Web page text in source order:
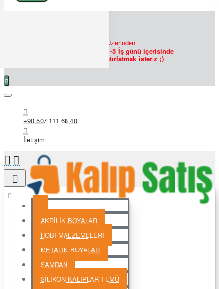
Üzerinden
Siparişlerin 1-5 İş günü içerisinde
hazırlanmakta olduğunu hatırlatmak isteriz ;)
+90 507 111 68 40
İletişim
AKRİLİK BOYALAR
HOBİ MALZEMELERİ
METALIK BOYALAR
ŞAMDAN
SİLİKON KALIPLAR TÜMÜ